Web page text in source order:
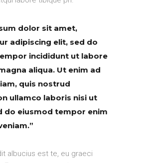
dolor sit amet,
adipiscing elit, sed do
incididunt ut labore
aliqua. Ut enim ad
quis nostrud
ullamco laboris nisi ut
do eiusmod tempor enim
albucius est te, eu graeci